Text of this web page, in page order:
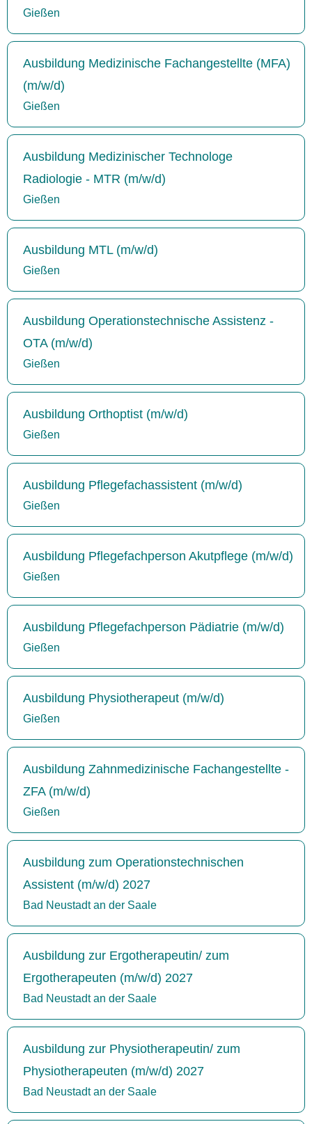
Gießen
Ausbildung Medizinische Fachangestellte (MFA)
(m/w/d)
Gießen
Ausbildung Medizinischer Technologe
Radiologie - MTR (m/w/d)
Gießen
Ausbildung MTL (m/w/d)
Gießen
Ausbildung Operationstechnische Assistenz -
OTA (m/w/d)
Gießen
Ausbildung Orthoptist (m/w/d)
Gießen
Ausbildung Pflegefachassistent (m/w/d)
Gießen
Ausbildung Pflegefachperson Akutpflege (m/w/d)
Gießen
Ausbildung Pflegefachperson Pädiatrie (m/w/d)
Gießen
Ausbildung Physiotherapeut (m/w/d)
Gießen
Ausbildung Zahnmedizinische Fachangestellte -
ZFA (m/w/d)
Gießen
Ausbildung zum Operationstechnischen
Assistent (m/w/d) 2027
Bad Neustadt an der Saale
Ausbildung zur Ergotherapeutin/ zum
Ergotherapeuten (m/w/d) 2027
Bad Neustadt an der Saale
Ausbildung zur Physiotherapeutin/ zum
Physiotherapeuten (m/w/d) 2027
Bad Neustadt an der Saale